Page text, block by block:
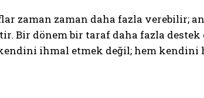
zaman zaman daha fazla verebilir;
Bir dönem bir taraf daha fazla destek
ihmal etmek değil; hem kendini